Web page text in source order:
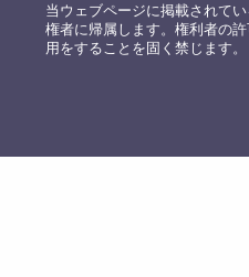
当ウェブページに掲載されて
権者に帰属します。権利者の
用をすることを固く禁じます。